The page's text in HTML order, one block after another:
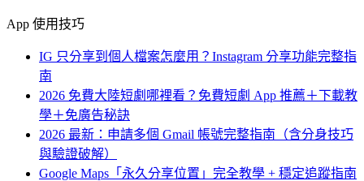
App 使用技巧
IG 只分享到個人檔案怎麼用？Instagram 分享功能完整指
南
2026 免費大陸短劇哪裡看？免費短劇 App 推薦＋下載教
學＋免廣告秘訣
2026 最新：申請多個 Gmail 帳號完整指南（含分身技巧
與驗證破解）
Google Maps「永久分享位置」完全教學 + 穩定追蹤指南